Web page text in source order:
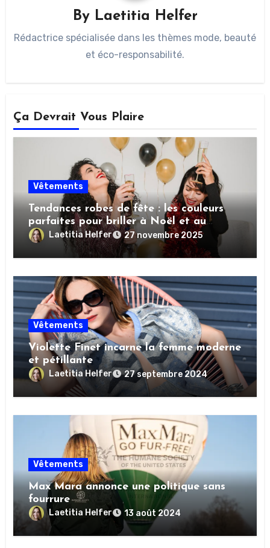
By Laetitia Helfer
Rédactrice spécialisée dans les thèmes mode, beauté
et éco-responsabilité.
Ça Devrait Vous Plaire
Vêtements
Tendances robes de fête : les couleurs
parfaites pour briller à Noël et au
Nouvel An
Laetitia Helfer 27 novembre 2025
Vêtements
Violette Finet incarne la femme moderne
et pétillante
Laetitia Helfer 27 septembre 2024
Vêtements
Max Mara annonce une politique sans
fourrure
Laetitia Helfer 13 août 2024